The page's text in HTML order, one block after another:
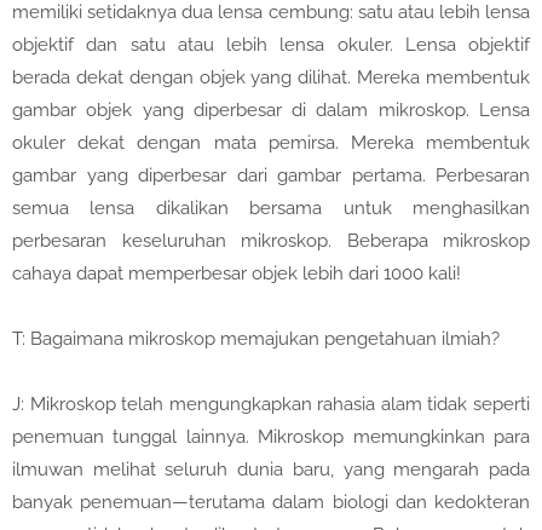
memiliki setidaknya dua lensa cembung: satu atau lebih lensa
objektif dan satu atau lebih lensa okuler. Lensa objektif
berada dekat dengan objek yang dilihat. Mereka membentuk
gambar objek yang diperbesar di dalam mikroskop. Lensa
okuler dekat dengan mata pemirsa. Mereka membentuk
gambar yang diperbesar dari gambar pertama. Perbesaran
semua lensa dikalikan bersama untuk menghasilkan
perbesaran keseluruhan mikroskop. Beberapa mikroskop
cahaya dapat memperbesar objek lebih dari 1000 kali!
T: Bagaimana mikroskop memajukan pengetahuan ilmiah?
J: Mikroskop telah mengungkapkan rahasia alam tidak seperti
penemuan tunggal lainnya. Mikroskop memungkinkan para
ilmuwan melihat seluruh dunia baru, yang mengarah pada
banyak penemuan—terutama dalam biologi dan kedokteran